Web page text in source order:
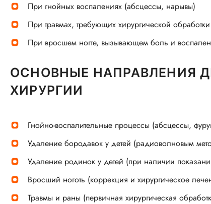
При гнойных воспалениях (абсцессы, нарывы)
При травмах, требующих хирургической обработки
При вросшем ногте, вызывающем боль и
ОСНОВНЫЕ НАПРАВЛЕНИЯ
ХИРУРГИИ
Гнойно-воспалительные процессы (абсцессы,
Удаление бородавок у детей (радиоволновым
Удаление родинок у детей (при наличии
Вросший ноготь (коррекция и хирургическое
Травмы и раны (первичная хирургическая